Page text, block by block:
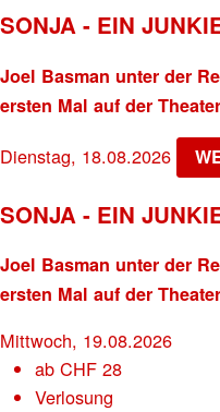
SONJA - EIN
Joel Basman unter der
ersten Mal auf der
Dienstag, 18.08.2026
SONJA - EIN
Joel Basman unter der
ersten Mal auf der
Mittwoch, 19.08.2026
abCHF 28
Verlosung